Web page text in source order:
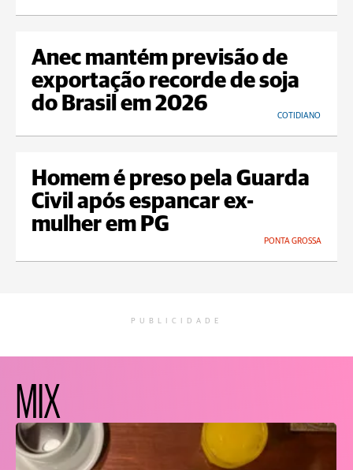
Anec mantém previsão de
exportação recorde de soja
do Brasil em 2026
COTIDIANO
Homem é preso pela Guarda
Civil após espancar ex-
mulher em PG
PONTA GROSSA
PUBLICIDADE
MIX